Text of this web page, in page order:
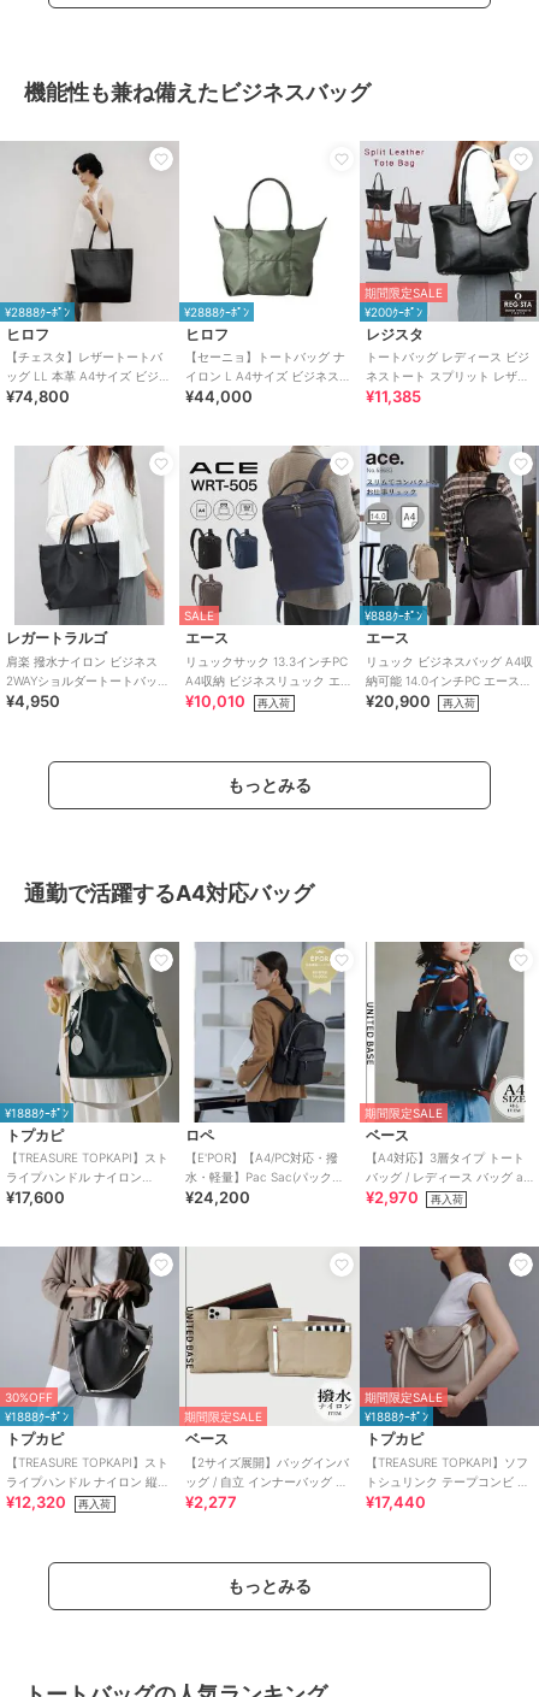
機能性も兼ね備えたビジネスバッグ
¥2888ｸｰﾎﾟﾝ
ヒロフ
【チェスタ】レザートートバ
ッグ LL 本革 A4サイズ ビジネ
スバッグ ※WEB限定（商品番
¥74,800
¥2888ｸｰﾎﾟﾝ
ヒロフ
【セーニョ】トートバッグ ナ
イロン L A4サイズ ビジネスバ
ッグ（商品番号：P25－
¥44,000
期間限定SALE
¥200ｸｰﾎﾟﾝ
レジスタ
トートバッグ レディース ビジ
ネストート スプリット レザー
牛床革
¥11,385
レガートラルゴ
肩楽 撥水ナイロン ビジネス
2WAYショルダートートバッグ
A収納対応 軽量 肩楽シリーズ
¥4,950
SALE
エース
リュックサック 13.3インチPC
A4収納 ビジネスリュック エー
ス ACE WRT-505
¥10,010 再入荷
¥888ｸｰﾎﾟﾝ
エース
リュック ビジネスバッグ A4収
納可能 14.0インチPC エース
フィッテム 68683
¥20,900 再入荷
もっとみる
通勤で活躍するA4対応バッグ
¥1888ｸｰﾎﾟﾝ
トプカピ
【TREASURE TOPKAPI】スト
ライプハンドル ナイロン
2way トートバッグ A4対応
¥17,600
ロペ
【E'POR】【A4/PC対応・撥
水・軽量】Pac Sac(パックサ
ック)/累計15，000点販売・
¥24,200
期間限定SALE
ベース
【A4対応】3層タイプ トート
バッグ / レディース バッグ a4
通勤 自立
¥2,970 再入荷
30%OFF
¥1888ｸｰﾎﾟﾝ
トプカピ
【TREASURE TOPKAPI】スト
ライプハンドル ナイロン 縦型
2way トートバッグ A4
¥12,320 再入荷
期間限定SALE
ベース
【2サイズ展開】バッグインバ
ッグ / 自立 インナーバッグ イ
ンバッグ 軽量 撥水 仕切り付き
¥2,277
期間限定SALE
¥1888ｸｰﾎﾟﾝ
トプカピ
【TREASURE TOPKAPI】ソフ
トシュリンク テープコンビ A4
トート バッグ
¥17,440
もっとみる